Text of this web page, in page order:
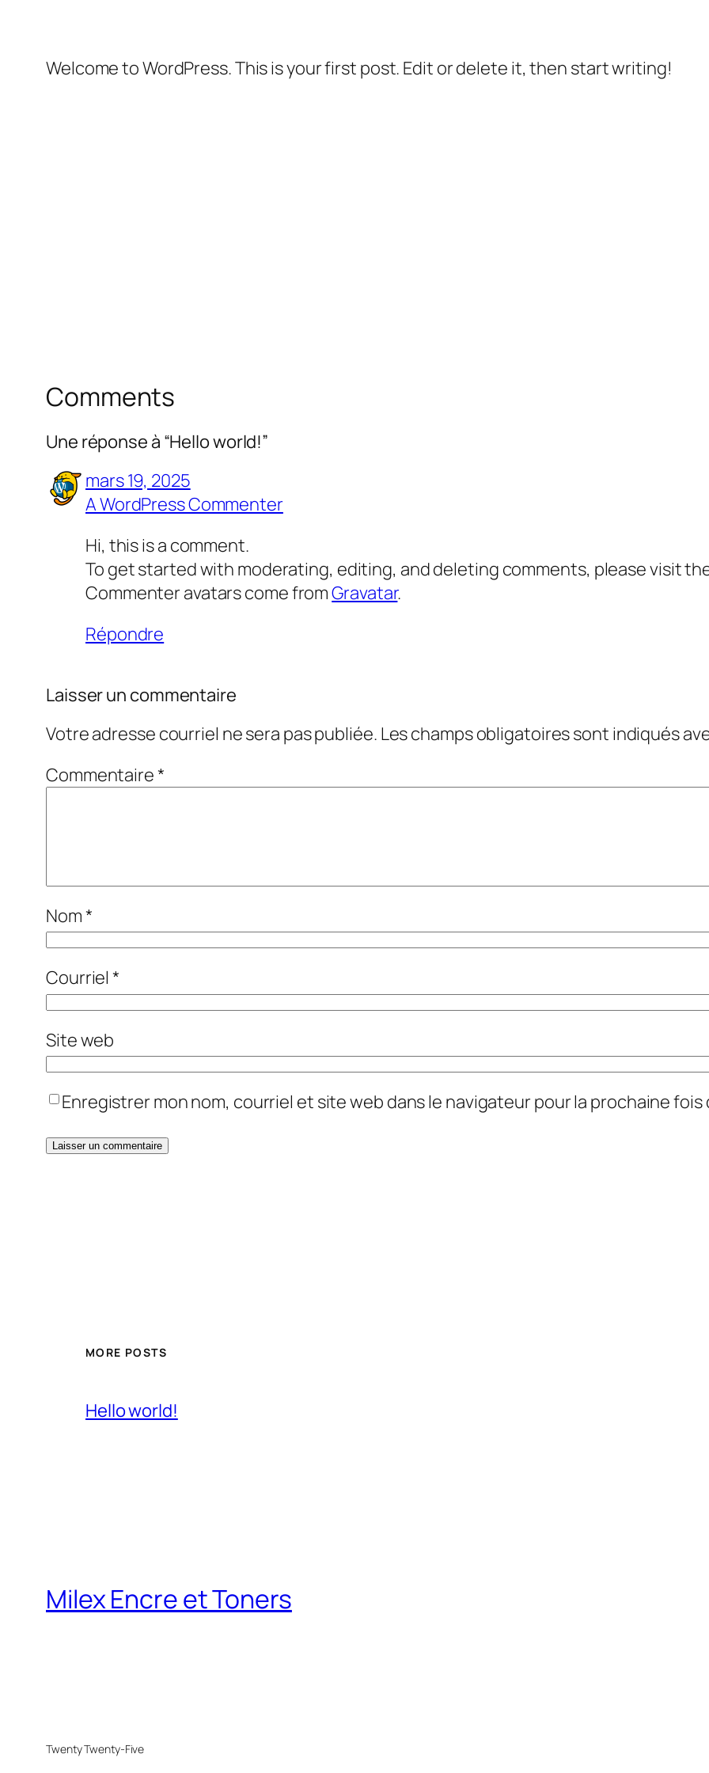
Welcome to WordPress. This is your first post. Edit or delete it, then start writing!
Comments
Une réponse à “Hello world!”
mars 19, 2025
A WordPress Commenter
Hi, this is a comment.
To get started with moderating, editing, and deleting comments, please visit
Commenter avatars come fromGravatar.
Répondre
Laisser un commentaire
Votre adresse courriel ne sera pas publiée. Les champs obligatoires sont indiqués
Commentaire*
Nom*
Courriel*
Site web
Enregistrer mon nom, courriel et site web dans le navigateur pour la prochaine
MORE POSTS
Hello world!
Milex Encre et Toners
Twenty Twenty-Five